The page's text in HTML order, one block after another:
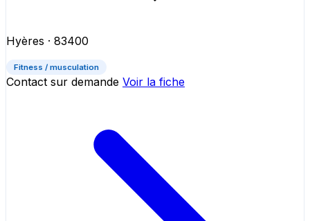
Hyères · 83400
Fitness / musculation
Contact sur demande Voir la fiche